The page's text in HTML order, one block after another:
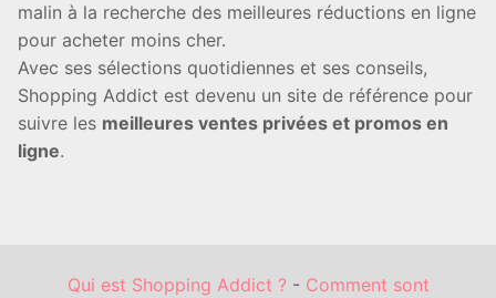
malin à la recherche des meilleures réductions en ligne
pour acheter moins cher.
Avec ses sélections quotidiennes et ses conseils,
Shopping Addict est devenu un site de référence pour
suivre les meilleures ventes privées et promos en
ligne.
Qui est Shopping Addict ?- Comment sont